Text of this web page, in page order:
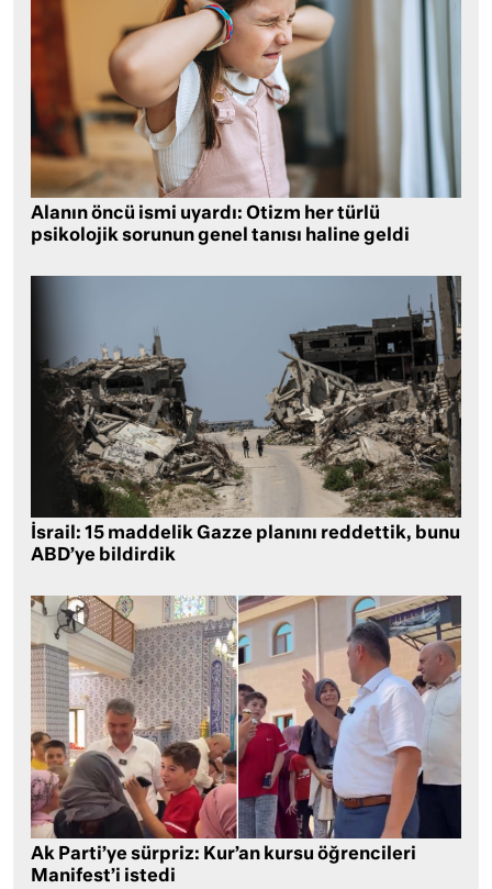
Alanın öncü ismi uyardı: Otizm her türlü
psikolojik sorunun genel tanısı haline geldi
İsrail: 15 maddelik Gazze planını reddettik, bunu
ABD’ye bildirdik
Ak Parti’ye sürpriz: Kur’an kursu öğrencileri
Manifest’i istedi